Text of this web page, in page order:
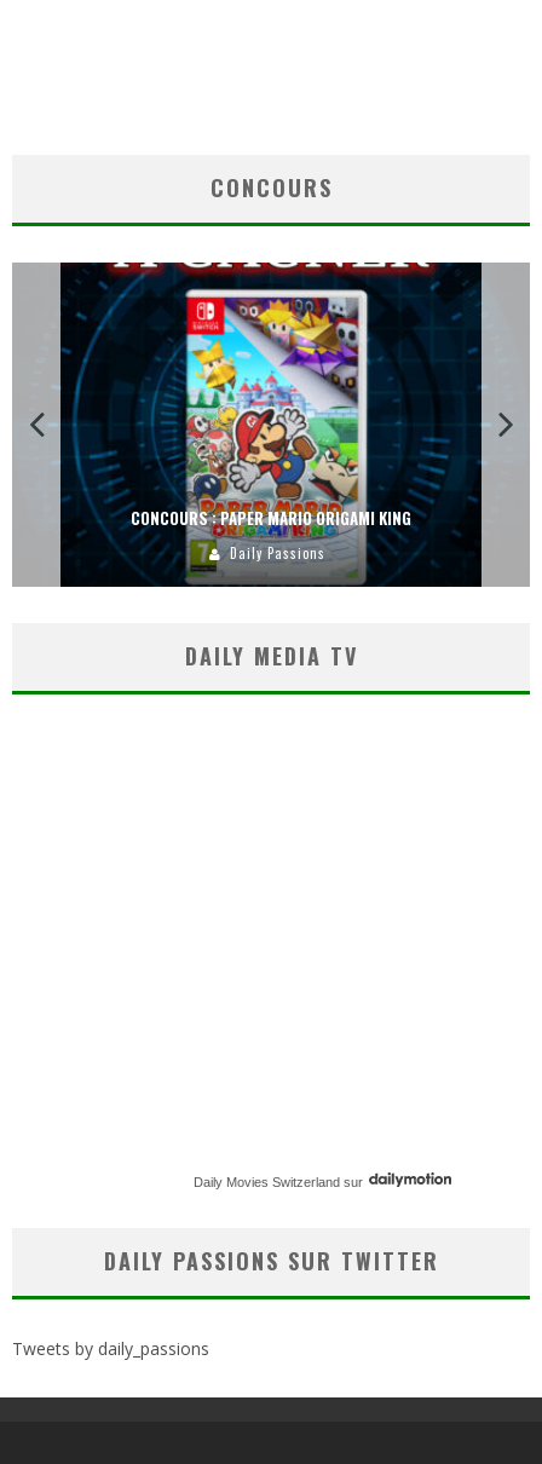
CONCOURS
CONCOURS : PAPER MARIO ORIGAMI KING
Daily Passions
DAILY MEDIA TV
Daily Movies Switzerland sur
DAILY PASSIONS SUR TWITTER
Tweets by daily_passions